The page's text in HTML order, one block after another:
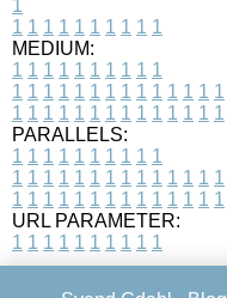
1
1 1 1 1 1 1 1 1 1 1
MEDIUM:
1 1 1 1 1 1 1 1 1 1
1 1 1 1 1 1 1 1 1 1 1 1 1 1
1 1 1 1 1 1 1 1 1 1 1 1 1 1
PARALLELS:
1 1 1 1 1 1 1 1 1 1
1 1 1 1 1 1 1 1 1 1 1 1 1 1
1 1 1 1 1 1 1 1 1 1 1 1 1 1
URL PARAMETER:
1 1 1 1 1 1 1 1 1 1